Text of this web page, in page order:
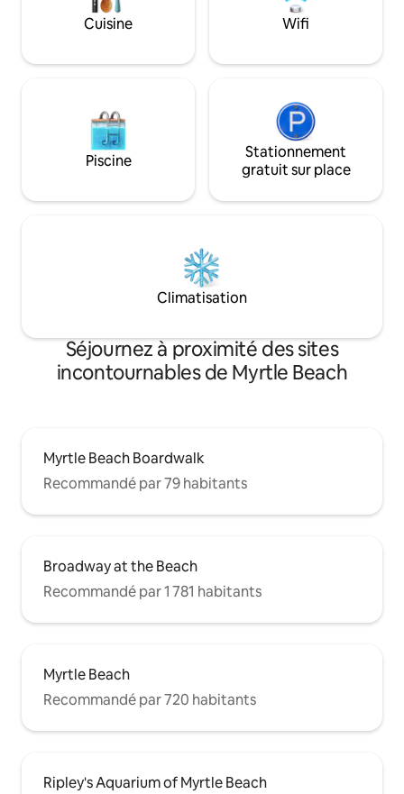
faites des
Promenade,
Quel PLAISIR 🏖️
Cuisine Wifi
Piscine
Stationnement
gratuit sur place
Climatisation
Séjournez à proximité des sites
incontournables de Myrtle Beach
Myrtle Beach Boardwalk
Recommandé par 79 habitants
Broadway at the Beach
Recommandé par 1 781 habitants
Myrtle Beach
Recommandé par 720 habitants
Ripley's Aquarium of Myrtle Beach